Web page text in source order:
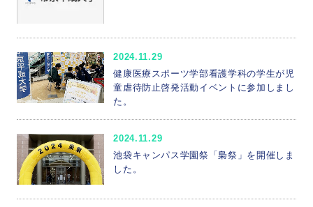
2024.11.29
健康医療スポーツ学部看護学科の学生が児
童虐待防止啓発活動イベントに参加しまし
た。
2024.11.29
池袋キャンパス学園祭「梟祭」を開催しま
した。